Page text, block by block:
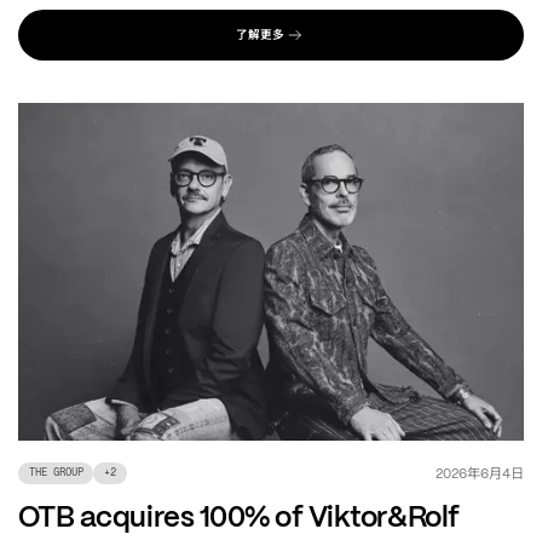
了解更多
THE GROUP +2 2026年6月4日
OTB acquires 100% of Viktor&Rolf